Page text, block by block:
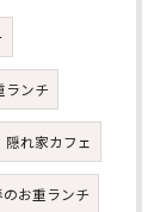
ランチ
隠れ家カフェ
のお重ランチ